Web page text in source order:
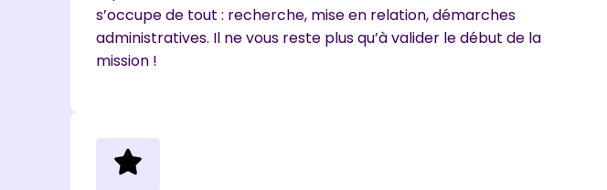
s’occupe de tout : recherche, mise en relation, démarches
administratives. Il ne vous reste plus qu’à valider le début de la
mission !